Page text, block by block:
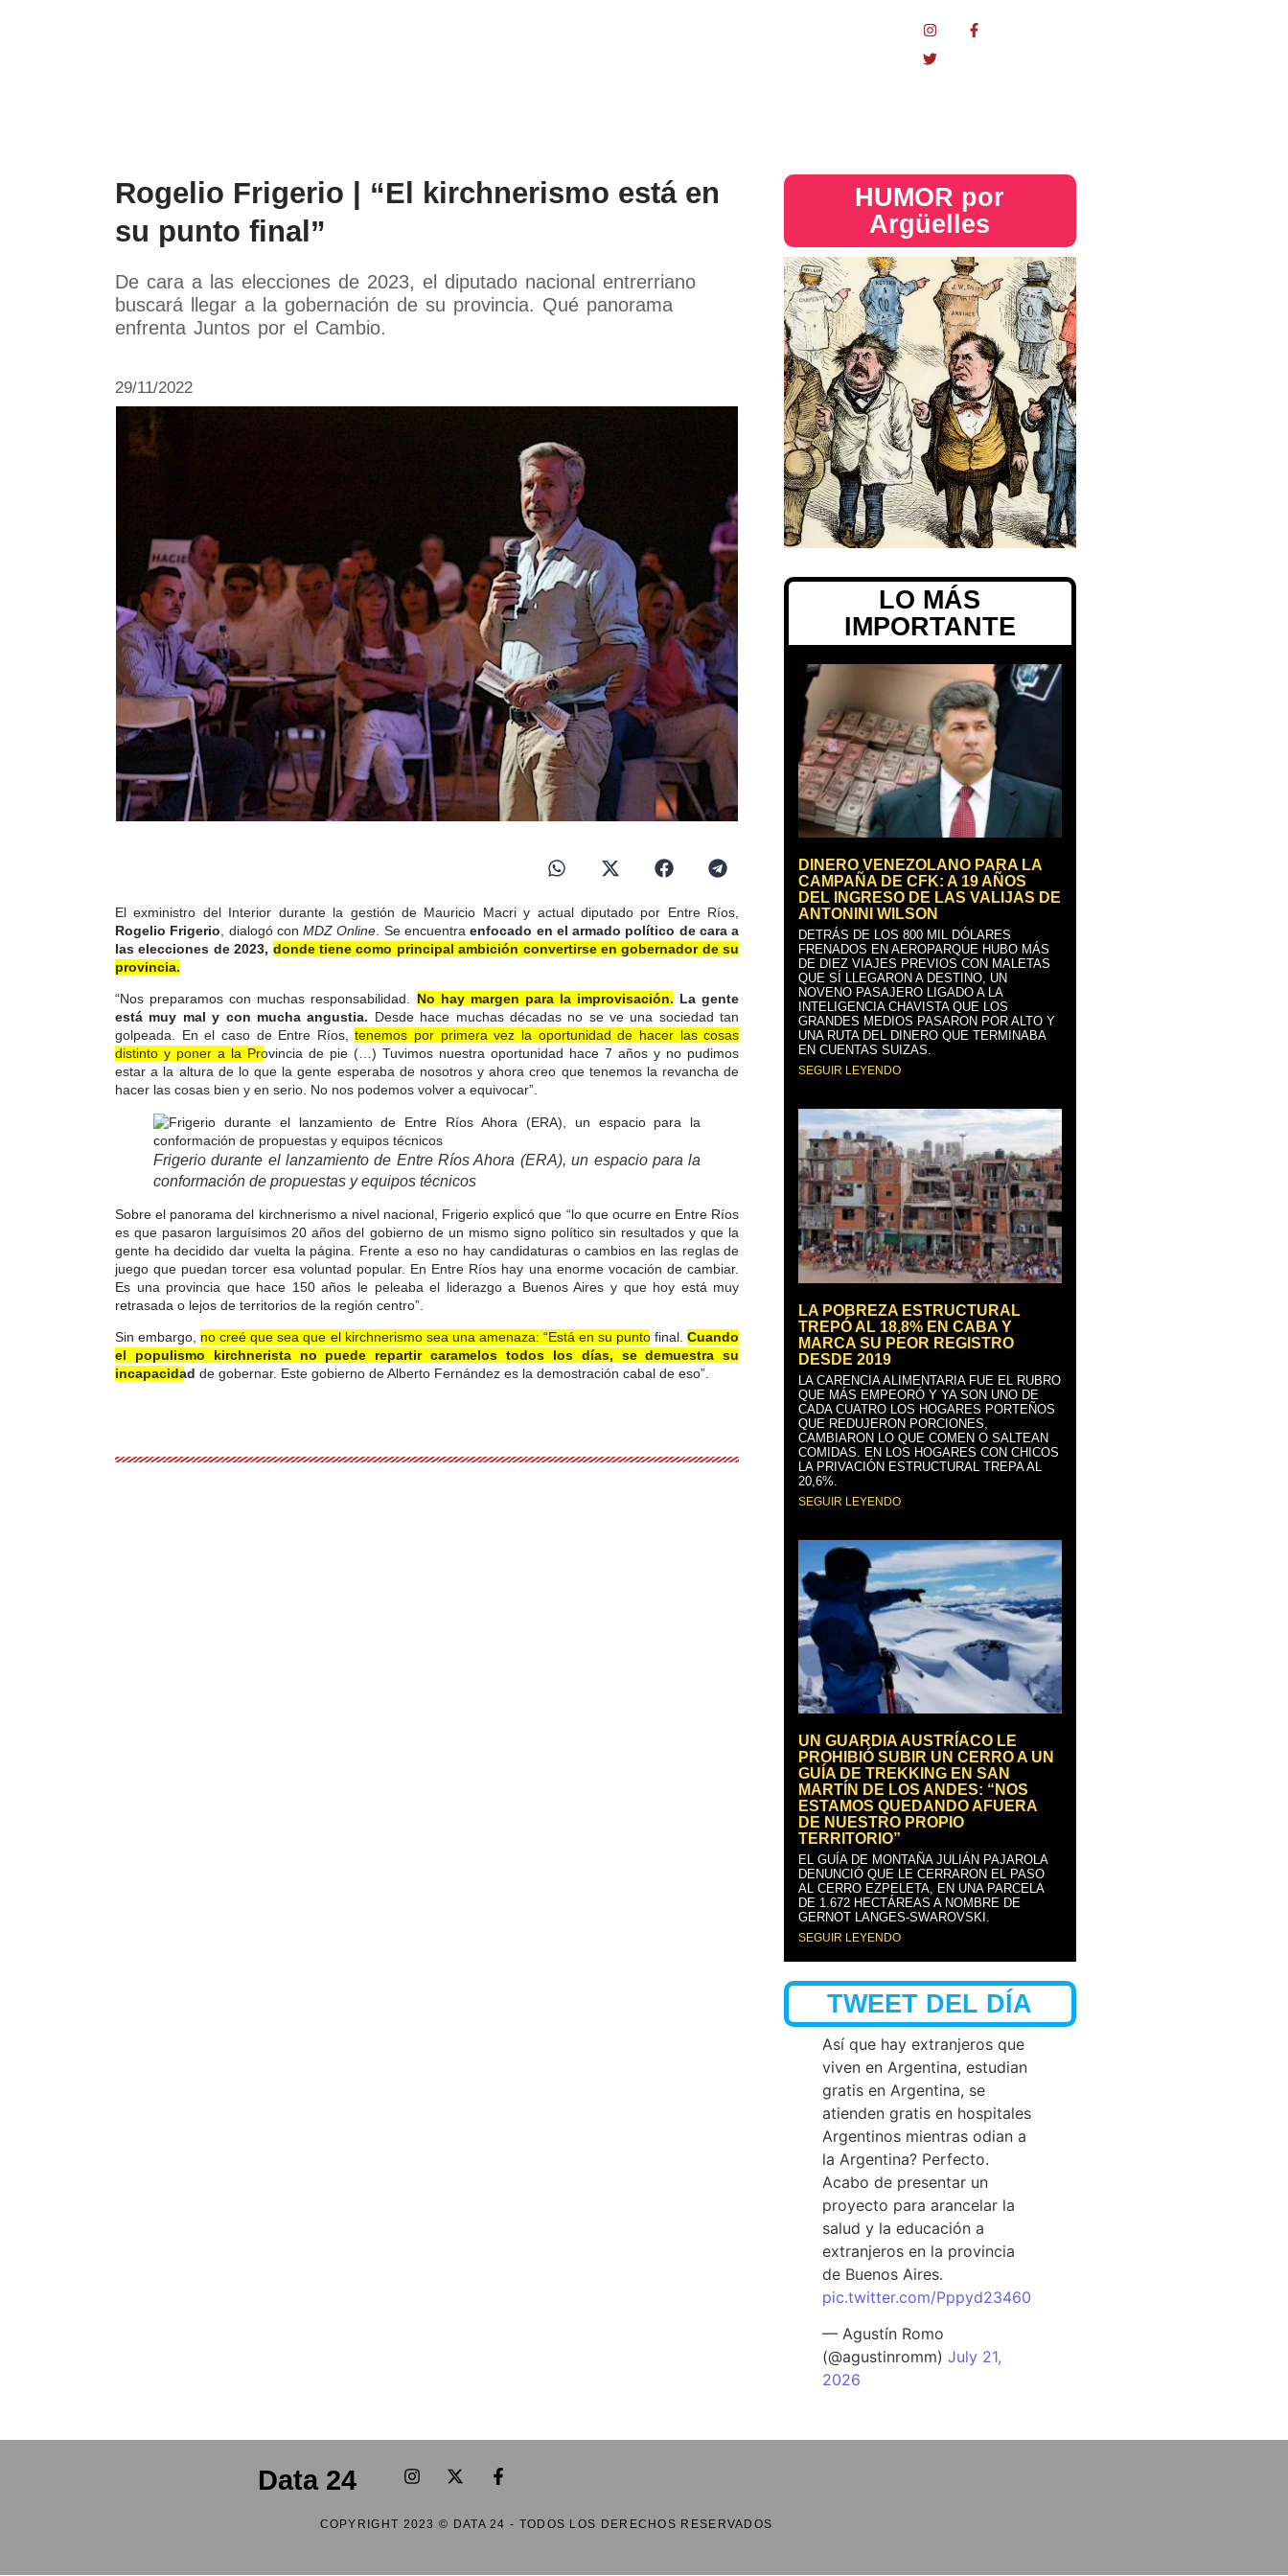
Rogelio Frigerio | “El kirchnerismo está en
su punto final”
De cara a las elecciones de 2023, el diputado nacional entrerriano
buscará llegar a la gobernación de su provincia. Qué panorama
enfrenta Juntos por el Cambio.
29/11/2022
El exministro del Interior durante la gestión de Mauricio Macri y actual diputado por Entre Ríos,
Rogelio Frigerio , dialogó conMDZ Online . Se encuentraenfocado en el armado político de cara a
las elecciones de 2023, donde tiene como principal ambición convertirse en gobernador de su
provincia.
“Nos preparamos con muchas responsabilidad. No hay margen para la improvisación. La gente
está muy mal y con mucha angustia. Desde hace muchas décadas no se ve una sociedad tan
golpeada. En el caso de Entre Ríos,tenemos por primera vez la oportunidad de hacer las cosas
distinto y poner a la Provincia de pie (…) Tuvimos nuestra oportunidad hace 7 años y no pudimos
estar a la altura de lo que la gente esperaba de nosotros y ahora creo que tenemos la revancha de
hacer las cosas bien y en serio. No nos podemos volver a equivocar”.
Frigerio durante el lanzamiento de Entre Ríos Ahora (ERA), un espacio para la
conformación de propuestas y equipos técnicos
Sobre el panorama del kirchnerismo a nivel nacional, Frigerio explicó que “lo que ocurre en Entre Ríos
es que pasaron larguísimos 20 años del gobierno de un mismo signo político sin resultados y que la
gente ha decidido dar vuelta la página. Frente a eso no hay candidaturas o cambios en las reglas de
juego que puedan torcer esa voluntad popular. En Entre Ríos hay una enorme vocación de cambiar.
Es una provincia que hace 150 años le peleaba el liderazgo a Buenos Aires y que hoy está muy
retrasada o lejos de territorios de la región centro”.
Sin embargo, no creé que sea que el kirchnerismo sea una amenaza: “Está en su punto final.Cuando
el populismo kirchnerista no puede repartir caramelos todos los días, se demuestra su
incapacidad de gobernar. Este gobierno de Alberto Fernández es la demostración cabal de eso”.
HUMOR por
Argüelles​
LO MÁS
IMPORTANTE
DINERO VENEZOLANO PARA LA
CAMPAÑA DE CFK: A 19 AÑOS
DEL INGRESO DE LAS VALIJAS DE
ANTONINI WILSON
DETRÁS DE LOS 800 MIL DÓLARES
FRENADOS EN AEROPARQUE HUBO MÁS
DE DIEZ VIAJES PREVIOS CON MALETAS
QUE SÍ LLEGARON A DESTINO, UN
NOVENO PASAJERO LIGADO A LA
INTELIGENCIA CHAVISTA QUE LOS
GRANDES MEDIOS PASARON POR ALTO Y
UNA RUTA DEL DINERO QUE TERMINABA
EN CUENTAS SUIZAS.
SEGUIR LEYENDO
LA POBREZA ESTRUCTURAL
TREPÓ AL 18,8% EN CABA Y
MARCA SU PEOR REGISTRO
DESDE 2019
LA CARENCIA ALIMENTARIA FUE EL RUBRO
QUE MÁS EMPEORÓ Y YA SON UNO DE
CADA CUATRO LOS HOGARES PORTEÑOS
QUE REDUJERON PORCIONES,
CAMBIARON LO QUE COMEN O SALTEAN
COMIDAS. EN LOS HOGARES CON CHICOS
LA PRIVACIÓN ESTRUCTURAL TREPA AL
20,6%.
SEGUIR LEYENDO
UN GUARDIA AUSTRÍACO LE
PROHIBIÓ SUBIR UN CERRO A UN
GUÍA DE TREKKING EN SAN
MARTÍN DE LOS ANDES: “NOS
ESTAMOS QUEDANDO AFUERA
DE NUESTRO PROPIO
TERRITORIO”
EL GUÍA DE MONTAÑA JULIÁN PAJAROLA
DENUNCIÓ QUE LE CERRARON EL PASO
AL CERRO EZPELETA, EN UNA PARCELA
DE 1.672 HECTÁREAS A NOMBRE DE
GERNOT LANGES-SWAROVSKI.
SEGUIR LEYENDO
TWEET DEL DÍA
Así que hay extranjeros que
viven en Argentina, estudian
gratis en Argentina, se
atienden gratis en hospitales
Argentinos mientras odian a
la Argentina? Perfecto.
Acabo de presentar un
proyecto para arancelar la
salud y la educación a
extranjeros en la provincia
de Buenos Aires.
pic.twitter.com/Pppyd23460
— Agustín Romo
(@agustinromm)July 21,
2026
Data 24
COPYRIGHT 2023 © DATA 24 - TODOS LOS DERECHOS RESERVADOS